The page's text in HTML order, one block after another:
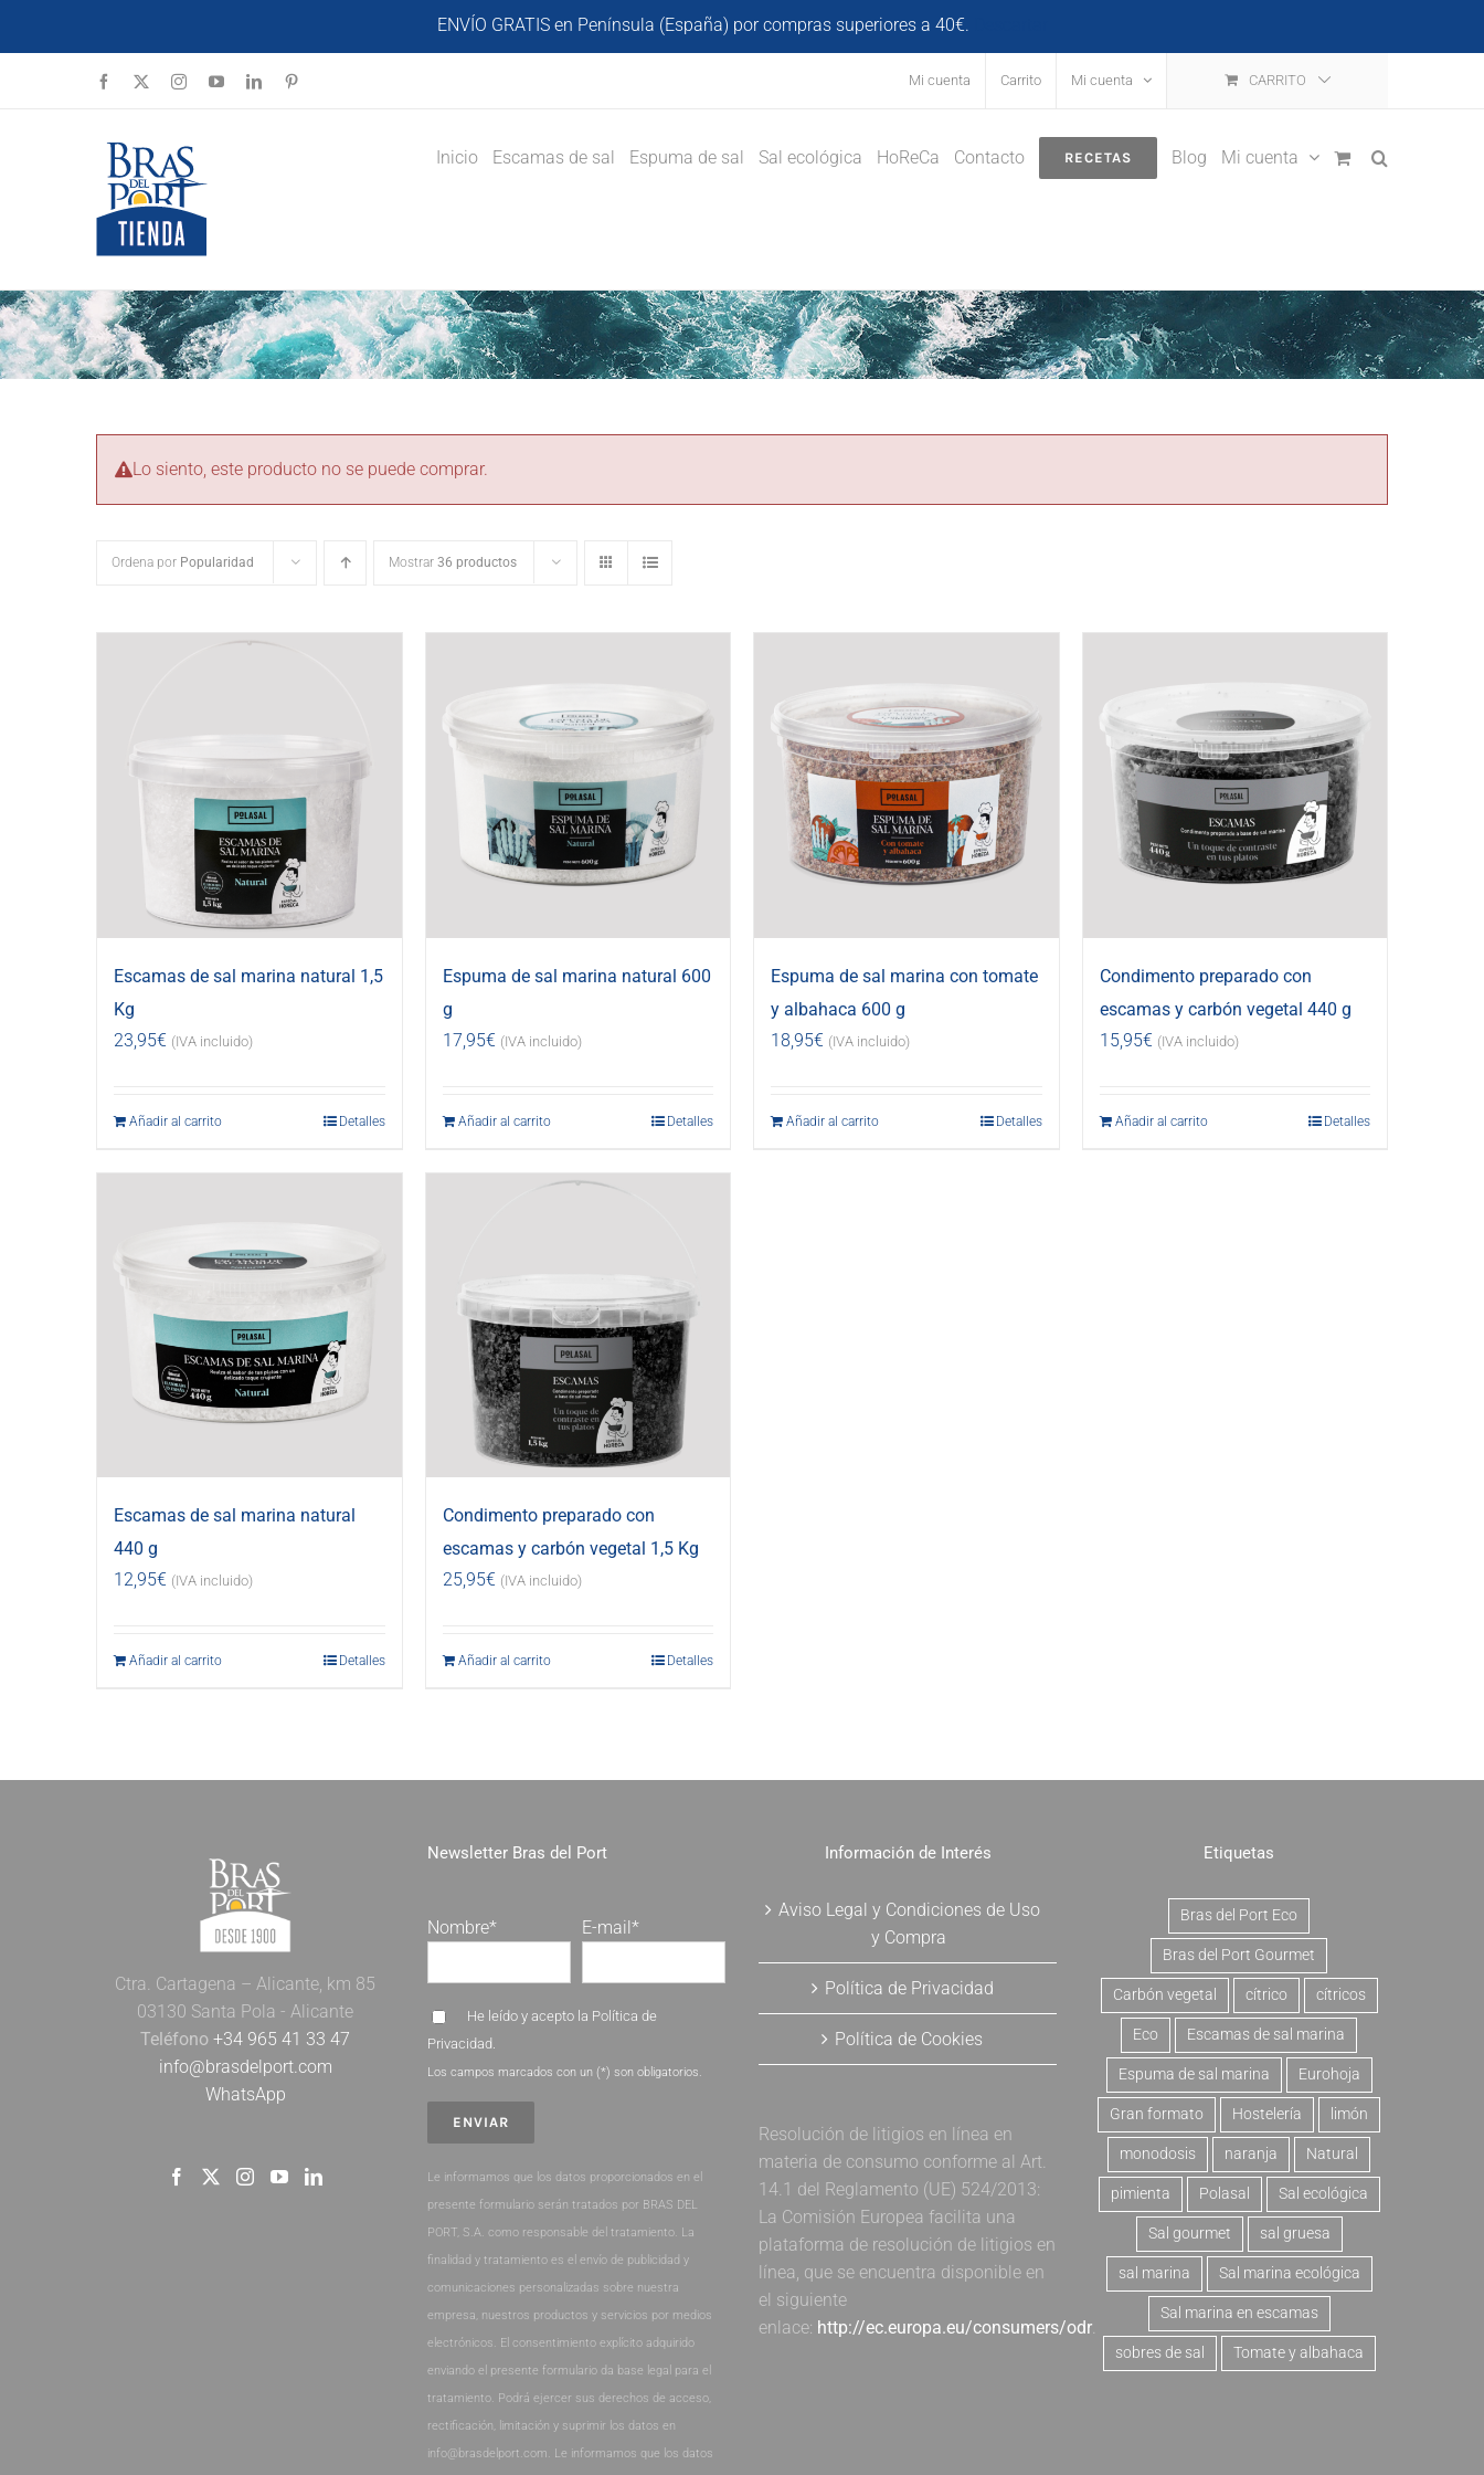
ENVÍO GRATIS en Península (España) por compras superiores a 40€.
Facebook InstagramYouTubeLinkedIn Mi cuenta Carrito Mi cuenta CARRITO
Inicio Escamas de sal Espuma de sal Sal ecológica HoReCa Contacto RECETAS Blog Mi cuenta
Lo siento, este producto no se puede comprar.
Ordena por Popularidad Mostrar 36 productos
Escamas de sal marina natural 1,5
Kg
23,95€ (IVA incluido)
Añadir al carrito Detalles
Espuma de sal marina natural 600
g
17,95€ (IVA incluido)
Añadir al carrito Detalles
Espuma de sal marina con tomate
y albahaca 600 g
18,95€ (IVA incluido)
Añadir al carrito Detalles
Condimento preparado con
escamas y carbón vegetal 440 g
15,95€ (IVA incluido)
Añadir al carrito Detalles
Escamas de sal marina natural
440 g
12,95€ (IVA incluido)
Añadir al carrito Detalles
Condimento preparado con
escamas y carbón vegetal 1,5 Kg
25,95€ (IVA incluido)
Añadir al carrito Detalles
Ctra. Cartagena – Alicante, km 85
03130 Santa Pola - Alicante
Teléfono +34 965 41 33 47
info@brasdelport.com
WhatsApp
Newsletter Bras del Port
Nombre* E-mail*
He leído y acepto la Política de
Privacidad.
Los campos marcados con un (*) son obligatorios.
Le informamos que los datos proporcionados en el
presente formulario serán tratados por BRAS DEL
PORT, S.A. como responsable del tratamiento. La
finalidad y tratamiento es el envío de publicidad y
comunicaciones personalizadas sobre nuestra
empresa, nuestros productos y servicios por medios
electrónicos. El consentimiento explícito adquirido
enviando el presente formulario da base legal para el
tratamiento. Podrá ejercer sus derechos de acceso,
rectificación, limitación y suprimir los datos en
info@brasdelport.com. Le informamos que los datos
Información de Interés
Aviso Legal y Condiciones de Uso
y Compra
Política de Privacidad
Política de Cookies
Resolución de litigios en línea en
materia de consumo conforme al Art.
14.1 del Reglamento (UE) 524/2013:
La Comisión Europea facilita una
plataforma de resolución de litigios en
línea, que se encuentra disponible en
el siguiente
enlace: http://ec.europa.eu/consumers/odr.
Etiquetas
Bras del Port Eco
Bras del Port Gourmet
Carbón vegetal cítrico cítricos
Eco Escamas de sal marina
Espuma de sal marina Eurohoja
Gran formato Hostelería limón
monodosis naranja Natural
pimienta Polasal Sal ecológica
Sal gourmet sal gruesa
sal marina Sal marina ecológica
Sal marina en escamas
sobres de sal Tomate y albahaca